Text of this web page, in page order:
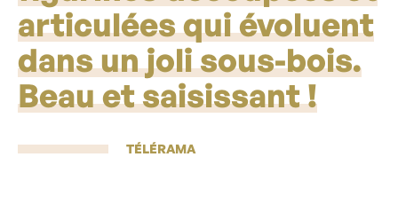
articulées qui évoluent
dans un joli sous-bois.
Beau et saisissant !
TÉLÉRAMA